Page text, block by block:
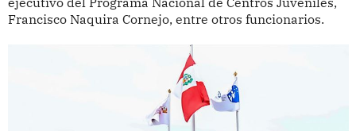
Francisco Naquira Cornejo, entre otros funcionarios.